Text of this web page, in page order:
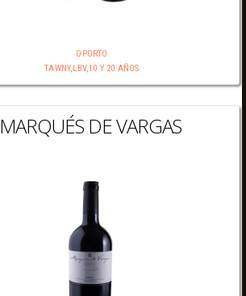
OPORTO
TAWNY,LBV,10 Y 20 AÑOS
MARQUÉS DE VARGAS